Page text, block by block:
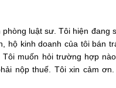
phòng luật sư. Tôi hiện đang
hộ kinh doanh của tôi bán
Tôi muốn hỏi trường hợp
nộp thuế. Tôi xin cảm